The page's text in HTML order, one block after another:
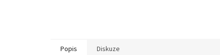
Popis Diskuze